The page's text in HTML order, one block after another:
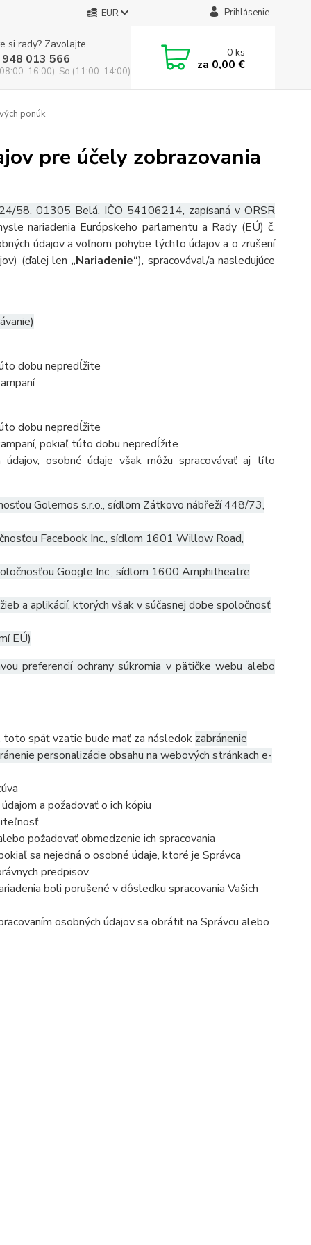
EUR Prihlásenie
si rady? Zavolajte.
013 566
16:00), So (11:00-14:00)
0ks
za 0,00 €
ponúk
pre účely zobrazovania
58, 01305 Belá, IČO 54106214, zapísaná v ORSR
nariadenia Európskeho parlamentu a Rady (EÚ) č.
údajov a voľnom pohybe týchto údajov a o zrušení
(ďalej len „Nariadenie“), spracovával/a nasledujúce
dobu nepredĺžite
dobu nepredĺžite
pokiaľ túto dobu nepredĺžite
údajov, osobné údaje však môžu spracovávať aj títo
Golemos s.r.o., sídlom Zátkovo nábřeží 448/73,
Facebook Inc., sídlom 1601 Willow Road,
Google Inc., sídlom 1600 Amphitheatre
a aplikácií, ktorých však v súčasnej dobe spoločnosť
EÚ)
preferencií ochrany súkromia v pätičke webu alebo
toto späť vzatie bude mať za následok zabránenie
personalizácie obsahu na webových stránkach e-
a požadovať o ich kópiu
požadovať obmedzenie ich spracovania
sa nejedná o osobné údaje, ktoré je Správca
predpisov
boli porušené v dôsledku spracovania Vašich
osobných údajov sa obrátiť na Správcu alebo